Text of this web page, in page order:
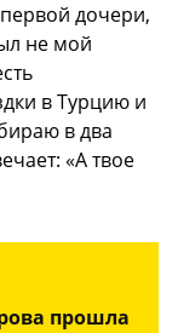
дочери,
не мой
в Турцию и
в два
«А твое
прошла